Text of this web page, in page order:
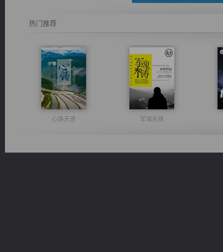
热门推荐
心铸天途 军魂永铸